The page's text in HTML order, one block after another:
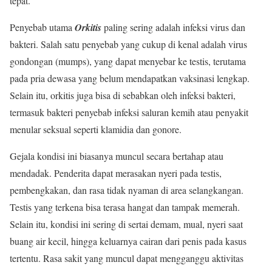
Penyebab utama Orkitispaling sering adalah infeksi virus dan
bakteri. Salah satu penyebab yang cukup di kenal adalah virus
gondongan (mumps), yang dapat menyebar ke testis, terutama
pada pria dewasa yang belum mendapatkan vaksinasi lengkap.
Selain itu, orkitis juga bisa di sebabkan oleh infeksi bakteri,
termasuk bakteri penyebab infeksi saluran kemih atau penyakit
menular seksual seperti klamidia dan gonore.
Gejala kondisi ini biasanya muncul secara bertahap atau
mendadak. Penderita dapat merasakan nyeri pada testis,
pembengkakan, dan rasa tidak nyaman di area selangkangan.
Testis yang terkena bisa terasa hangat dan tampak memerah.
Selain itu, kondisi ini sering di sertai demam, mual, nyeri saat
buang air kecil, hingga keluarnya cairan dari penis pada kasus
tertentu. Rasa sakit yang muncul dapat mengganggu aktivitas